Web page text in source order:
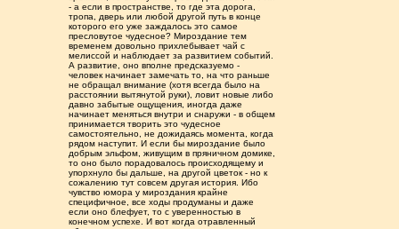
- а если в пространстве, то где эта дорога,
тропа, дверь или любой другой путь в конце
которого его уже заждалось это самое
пресловутое чудесное? Мироздание тем
временем довольно прихлебывает чай с
мелиссой и наблюдает за развитием событий.
А развитие, оно вполне предсказуемо -
человек начинает замечать то, на что раньше
не обращал внимание (хотя всегда было на
расстоянии вытянутой руки), ловит новые либо
давно забытые ощущения, иногда даже
начинает меняться внутри и снаружи - в общем
принимается творить это чудесное
самостоятельно, не дожидаясь момента, когда
рядом наступит. И если бы мироздание было
добрым эльфом, живущим в пряничном домике,
то оно было порадовалось происходящему и
упорхнуло бы дальше, на другой цветок - но к
сожалению тут совсем другая история. Ибо
чувство юмора у мироздания крайне
специфичное, все ходы продуманы и даже
если оно блефует, то с уверенностью в
конечном успехе. И вот когда отравленный